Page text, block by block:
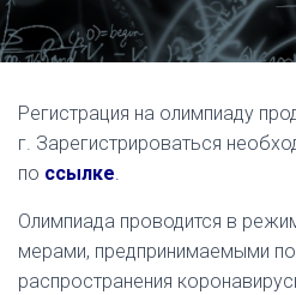
Регистрация на олимпиаду
г. Зарегистрироваться
по ссылке.
Олимпиада проводится в
мерами, предпринимаемыми
распространения